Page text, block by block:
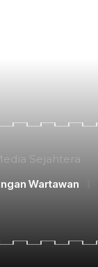
Sejahtera
Wartawan